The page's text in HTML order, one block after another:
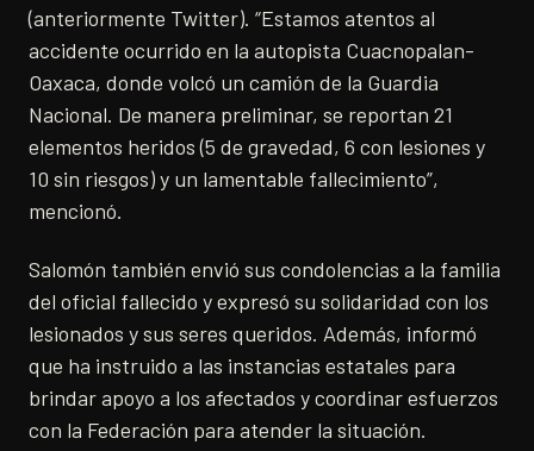
(anteriormente Twitter). “Estamos atentos al
accidente ocurrido en la autopista Cuacnopalan-
Oaxaca, donde volcó un camión de la Guardia
Nacional. De manera preliminar, se reportan 21
elementos heridos (5 de gravedad, 6 con lesiones y
10 sin riesgos) y un lamentable fallecimiento”,
mencionó.
Salomón también envió sus condolencias a la familia
del oficial fallecido y expresó su solidaridad con los
lesionados y sus seres queridos. Además, informó
que ha instruido a las instancias estatales para
brindar apoyo a los afectados y coordinar esfuerzos
con la Federación para atender la situación.